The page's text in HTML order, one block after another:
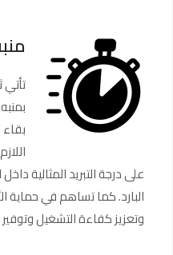
على درجة التبريد المثالية
البارد. كما تساهم في حماية
وتعزيز كفاءة التشغيل